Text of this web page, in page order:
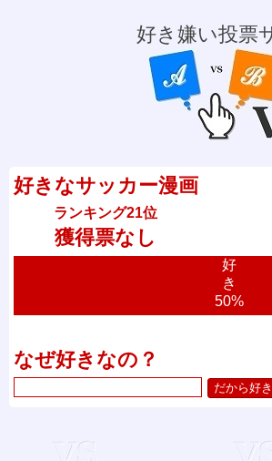
好き嫌い投票
好きなサッカー漫画
ランキング21位
獲得票なし
好
き
50%
なぜ好きなの？